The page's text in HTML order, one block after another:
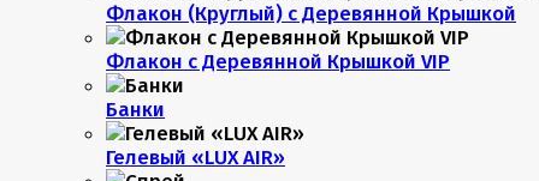
Флакон (Круглый) с Деревянной Крышкой
Флакон с Деревянной Крышкой VIP
Банки
Гелевый «LUX AIR»